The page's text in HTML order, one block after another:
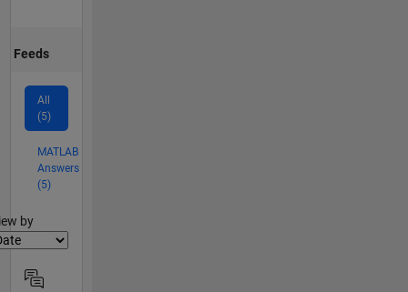
Feeds
All
(5)
MATLAB
Answers
(5)
by